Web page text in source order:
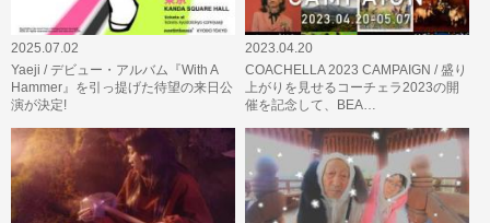
2025.07.02
Yaeji / デビュー・アルバム『With A
Hammer』を引っ提げた待望の来日公
演が決定!
2023.04.20
COACHELLA 2023 CAMPAIGN / 盛り
上がりを見せるコーチェラ2023の開
催を記念して、BEA…